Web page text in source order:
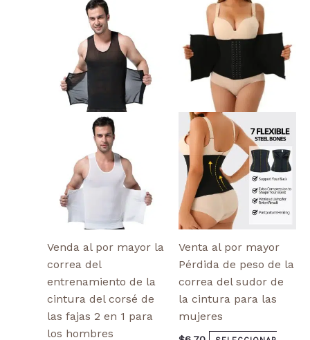
Venda al por mayor la
correa del
entrenamiento de la
cintura del corsé de
las fajas 2 en 1 para
los hombres
producto
tiene
múltiples
variantes.
opciones
se
pueden
elegir
en
de
producto
Venta al por mayor
Pérdida de peso de la
correa del sudor de
la cintura para las
mujeres
producto
tiene
múltiples
variantes.
Las
opciones
se
pueden
elegir
en
la
página
de
producto